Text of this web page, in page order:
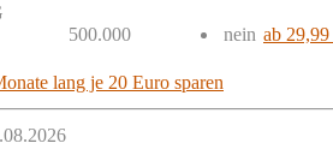
500.000 nein ab 29,99
lang je 20 Euro sparen